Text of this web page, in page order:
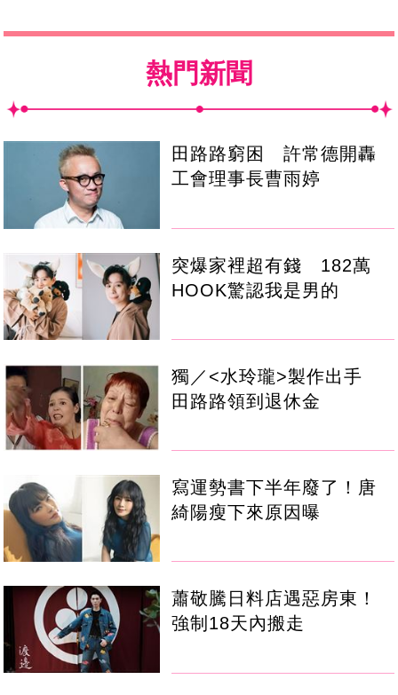
熱門新聞
田路路窮困 許常德開轟
工會理事長曹雨婷
突爆家裡超有錢 182萬
HOOK驚認我是男的
獨／<水玲瓏>製作出手
田路路領到退休金
寫運勢書下半年廢了！唐
綺陽瘦下來原因曝
蕭敬騰日料店遇惡房東！
強制18天內搬走